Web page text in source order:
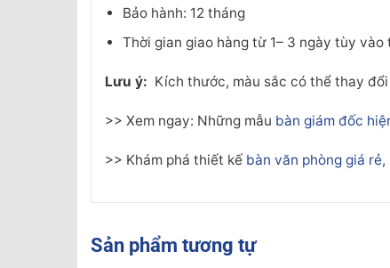
Bảo hành: 12 tháng
Thời gian giao hàng từ 1– 3 ngày tùy
Lưu ý: Kích thước, màu sắc có thể thay
>> Xem ngay: Những mẫu bàn giám đốc
>> Khám phá thiết kế bàn văn phòng giá rẻ,
Sản phẩm tương tự